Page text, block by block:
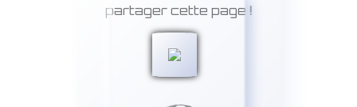
partager cette page !